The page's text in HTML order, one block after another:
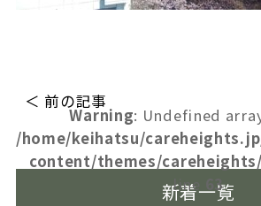
＜ 前の記事
Warning: Undefined
/home/keihatsu/
content/themes/
line
63
新着一覧